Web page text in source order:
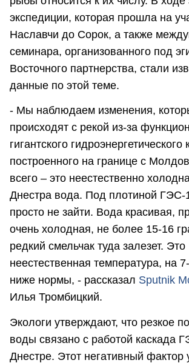
экспедиции, которая прошла на
Наславчи до Сорок, а также
семинара, организованного под
Восточного партнерства, стали
данные по этой теме.
- Мы наблюдаем изменения,
происходят с рекой из-за
гигантского гидроэнергетического
построенного на границе с
всего – это неестественно
Днестра вода. Под плотиной ГЭС-
просто не зайти. Вода красивая,
очень холодная, не более 15-16
редкий смельчак туда залезет. Это
неестественная температура, на
ниже нормы, - рассказал Sputnik
Илья Тромбицкий.
Экологи утверждают, что резкое
воды связано с работой каскада
Днестре. Этот негативный фактор